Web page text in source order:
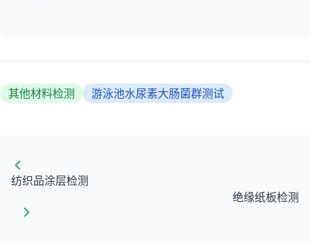
其他材料检测 游泳池水尿素大肠菌群测试
纺织品涂层检测
绝缘纸板检测